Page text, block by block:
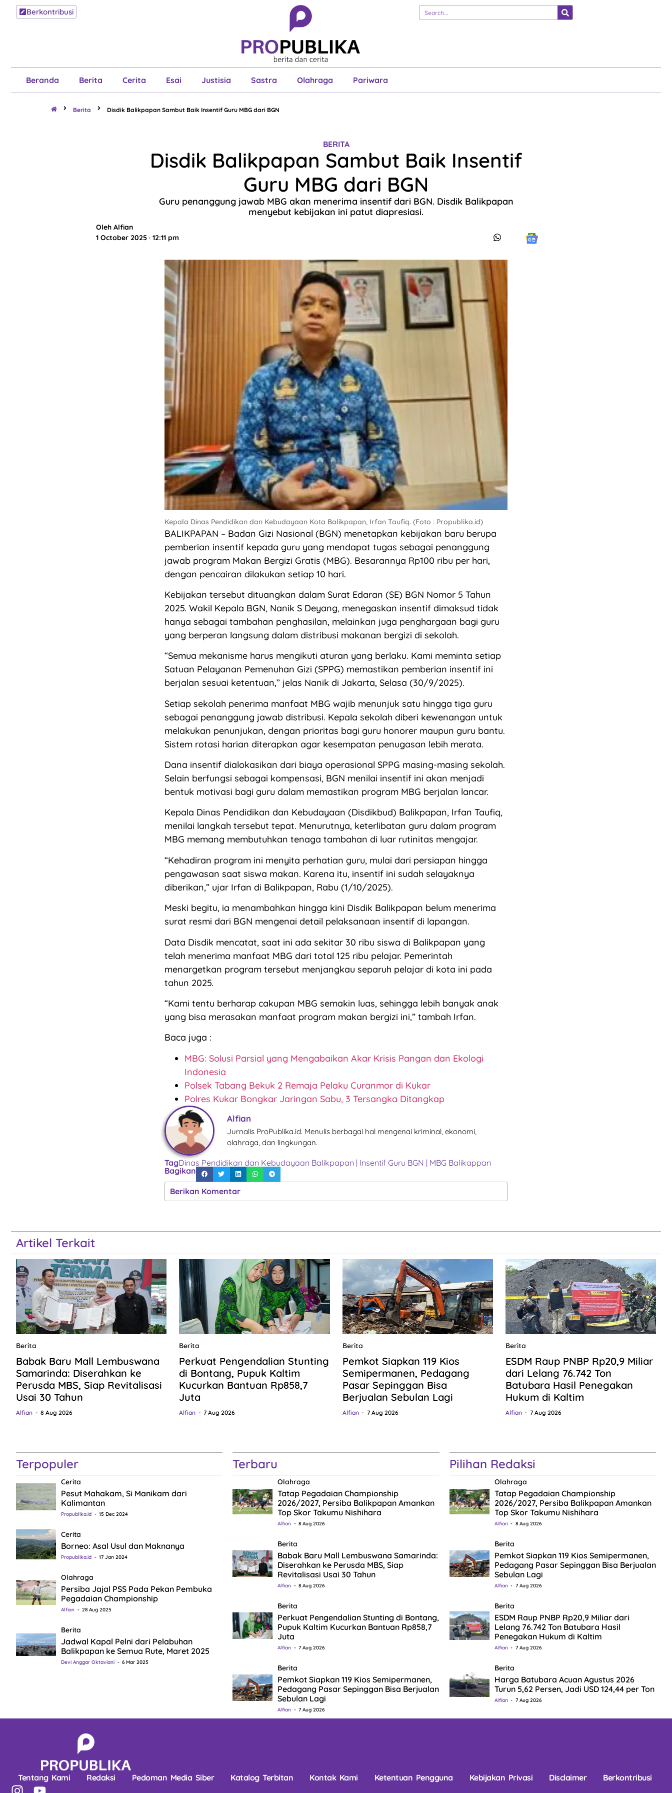
Berkontribusi
Beranda Berita Cerita Esai Justisia Sastra Olahraga Pariwara
Berita Cerita Esai Justisia
Pariwara
Berita Disdik Balikpapan Sambut Baik Insentif Guru MBG dari BGN
BERITA
Disdik Balikpapan Sambut Baik Insentif
Guru MBG dari BGN
Guru penanggung jawab MBG akan menerima insentif dari BGN. Disdik Balikpapan
menyebut kebijakan ini patut diapresiasi.
Oleh Alfian
1 October 2025 · 12:11 pm
Kepala Dinas Pendidikan dan Kebudayaan Kota Balikpapan, Irfan Taufiq. (Foto : Propublika.id)
BALIKPAPAN – Badan Gizi Nasional (BGN) menetapkan kebijakan baru berupa
pemberian insentif kepada guru yang mendapat tugas sebagai penanggung
jawab program Makan Bergizi Gratis (MBG). Besarannya Rp100 ribu per hari,
dengan pencairan dilakukan setiap 10 hari.
Kebijakan tersebut dituangkan dalam Surat Edaran (SE) BGN Nomor 5 Tahun
2025. Wakil Kepala BGN, Nanik S Deyang, menegaskan insentif dimaksud tidak
hanya sebagai tambahan penghasilan, melainkan juga penghargaan bagi guru
yang berperan langsung dalam distribusi makanan bergizi di sekolah.
“Semua mekanisme harus mengikuti aturan yang berlaku. Kami meminta setiap
Satuan Pelayanan Pemenuhan Gizi (SPPG) memastikan pemberian insentif ini
berjalan sesuai ketentuan,” jelas Nanik di Jakarta, Selasa (30/9/2025).
Setiap sekolah penerima manfaat MBG wajib menunjuk satu hingga tiga guru
sebagai penanggung jawab distribusi. Kepala sekolah diberi kewenangan untuk
melakukan penunjukan, dengan prioritas bagi guru honorer maupun guru bantu.
Sistem rotasi harian diterapkan agar kesempatan penugasan lebih merata.
Dana insentif dialokasikan dari biaya operasional SPPG masing-masing sekolah.
Selain berfungsi sebagai kompensasi, BGN menilai insentif ini akan menjadi
bentuk motivasi bagi guru dalam memastikan program MBG berjalan lancar.
Kepala Dinas Pendidikan dan Kebudayaan (Disdikbud) Balikpapan, Irfan Taufiq,
menilai langkah tersebut tepat. Menurutnya, keterlibatan guru dalam program
MBG memang membutuhkan tenaga tambahan di luar rutinitas mengajar.
“Kehadiran program ini menyita perhatian guru, mulai dari persiapan hingga
pengawasan saat siswa makan. Karena itu, insentif ini sudah selayaknya
diberikan,” ujar Irfan di Balikpapan, Rabu (1/10/2025).
Meski begitu, ia menambahkan hingga kini Disdik Balikpapan belum menerima
surat resmi dari BGN mengenai detail pelaksanaan insentif di lapangan.
Data Disdik mencatat, saat ini ada sekitar 30 ribu siswa di Balikpapan yang
telah menerima manfaat MBG dari total 125 ribu pelajar. Pemerintah
menargetkan program tersebut menjangkau separuh pelajar di kota ini pada
tahun 2025.
“Kami tentu berharap cakupan MBG semakin luas, sehingga lebih banyak anak
yang bisa merasakan manfaat program makan bergizi ini,” tambah Irfan.
Baca juga :
MBG: Solusi Parsial yang Mengabaikan Akar Krisis Pangan dan Ekologi
Indonesia
Polsek Tabang Bekuk 2 Remaja Pelaku Curanmor di Kukar
Polres Kukar Bongkar Jaringan Sabu, 3 Tersangka Ditangkap
Alfian
Jurnalis ProPublika.id. Menulis berbagai hal mengenai kriminal, ekonomi,
olahraga, dan lingkungan.
TagDinas Pendidikan dan Kebudayaan Balikpapan | Insentif Guru BGN | MBG Balikappan
Bagikan
Berikan Komentar
Artikel Terkait
Berita
Babak Baru Mall Lembuswana
Samarinda: Diserahkan ke
Perusda MBS, Siap Revitalisasi
Usai 30 Tahun
Alfian 8 Aug 2026
Berita
Perkuat Pengendalian Stunting
di Bontang, Pupuk Kaltim
Kucurkan Bantuan Rp858,7
Juta
Alfian 7 Aug 2026
Berita
Pemkot Siapkan 119 Kios
Semipermanen, Pedagang
Pasar Sepinggan Bisa
Berjualan Sebulan Lagi
Alfian 7 Aug 2026
Berita
ESDM Raup PNBP Rp20,9 Miliar
dari Lelang 76.742 Ton
Batubara Hasil Penegakan
Hukum di Kaltim
Alfian 7 Aug 2026
Terpopuler
Cerita
Pesut Mahakam, Si Manikam dari
Kalimantan
Propublika.id 15 Dec 2024
Cerita
Borneo: Asal Usul dan Maknanya
Propublika.id 17 Jan 2024
Olahraga
Persiba Jajal PSS Pada Pekan Pembuka
Pegadaian Championship
Alfian 28 Aug 2025
Berita
Jadwal Kapal Pelni dari Pelabuhan
Balikpapan ke Semua Rute, Maret 2025
Devi Anggar Oktaviani 6 Mar 2025
Terbaru
Olahraga
Tatap Pegadaian Championship
2026/2027, Persiba Balikpapan Amankan
Top Skor Takumu Nishihara
Alfian 8 Aug 2026
Berita
Babak Baru Mall Lembuswana Samarinda:
Diserahkan ke Perusda MBS, Siap
Revitalisasi Usai 30 Tahun
Alfian 8 Aug 2026
Berita
Perkuat Pengendalian Stunting di Bontang,
Pupuk Kaltim Kucurkan Bantuan Rp858,7
Juta
Alfian 7 Aug 2026
Berita
Pemkot Siapkan 119 Kios Semipermanen,
Pedagang Pasar Sepinggan Bisa Berjualan
Sebulan Lagi
Alfian 7 Aug 2026
Pilihan Redaksi
Olahraga
Tatap Pegadaian Championship
2026/2027, Persiba Balikpapan Amankan
Top Skor Takumu Nishihara
Alfian 8 Aug 2026
Berita
Pemkot Siapkan 119 Kios Semipermanen,
Pedagang Pasar Sepinggan Bisa Berjualan
Sebulan Lagi
Alfian 7 Aug 2026
Berita
ESDM Raup PNBP Rp20,9 Miliar dari
Lelang 76.742 Ton Batubara Hasil
Penegakan Hukum di Kaltim
Alfian 7 Aug 2026
Berita
Harga Batubara Acuan Agustus 2026
Turun 5,62 Persen, Jadi USD 124,44 per Ton
Alfian 7 Aug 2026
Tentang Kami Redaksi Pedoman Media Siber Katalog Terbitan Kontak Kami Ketentuan Pengguna Kebijakan Privasi Disclaimer Berkontribusi